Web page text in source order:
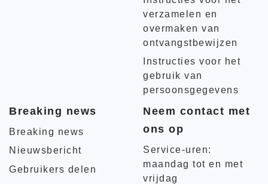
verzamelen en
overmaken van
ontvangstbewijzen
Instructies voor het
gebruik van
persoonsgegevens
Breaking news
Breaking news
Nieuwsbericht
Gebruikers delen
Neem contact met
ons op
Service-uren:
maandag tot en met
vrijdag